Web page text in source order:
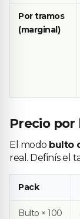
Por tramos
(marginal)
Precio por
El modo bulto
real. Definís el
Pack
Bulto × 100